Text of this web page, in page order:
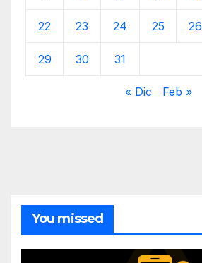
22 23 24 25 26
29 30 31
« Dic Feb »
You missed